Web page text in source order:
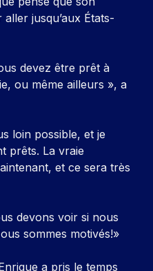
jusqu’aux États-
devez être prêt à
ou même ailleurs », a
loin possible, et je
prêts. La vraie
et ce sera très
devons voir si nous
sommes motivés!»
a pris le temps